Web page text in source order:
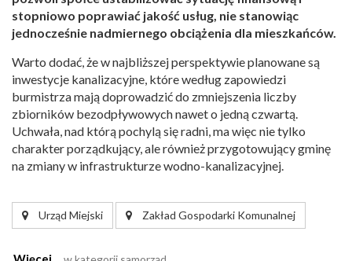
stopniowo poprawiać jakość usług, nie stanowiąc
jednocześnie nadmiernego obciążenia dla mieszkańców.
Warto dodać, że w najbliższej perspektywie planowane są
inwestycje kanalizacyjne, które według zapowiedzi
burmistrza mają doprowadzić do zmniejszenia liczby
zbiorników bezodpływowych nawet o jedną czwartą.
Uchwała, nad którą pochylą się radni, ma więc nie tylko
charakter porządkujący, ale również przygotowujący gminę
na zmiany w infrastrukturze wodno-kanalizacyjnej.
Urząd Miejski Zakład Gospodarki Komunalnej